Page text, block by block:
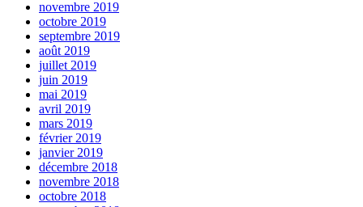
novembre 2019
octobre 2019
septembre 2019
août 2019
juillet 2019
juin 2019
mai 2019
avril 2019
mars 2019
février 2019
janvier 2019
décembre 2018
novembre 2018
octobre 2018